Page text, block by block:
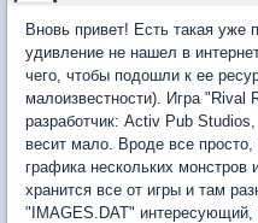
Вновь привет! Есть такая уже
удивление не нашел в
чего, чтобы подошли к ее
малоизвестности). Игра "Rival
разработчик: Activ Pub
весит мало. Вроде все просто,
графика нескольких
хранится все от игры и там
"IMAGES.DAT" интересующий,